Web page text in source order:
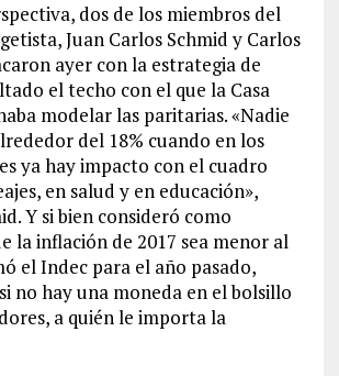
dos de los miembros del
Juan Carlos Schmid y Carlos
ayer con la estrategia de
el techo con el que la Casa
modelar las paritarias. «Nadie
del 18% cuando en los
ya hay impacto con el cuadro
en salud y en educación»,
Y si bien consideró como
la inflación de 2017 sea menor al
el Indec para el año pasado,
no hay una moneda en el bolsillo
a quién le importa la